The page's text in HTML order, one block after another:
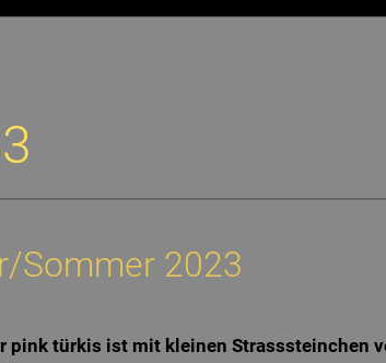
Sommer 2023
türkis ist mit kleinen Strasssteinchen